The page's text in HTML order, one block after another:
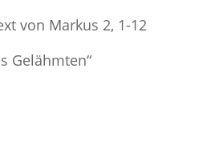
von Markus 2, 1-12
Gelähmten“